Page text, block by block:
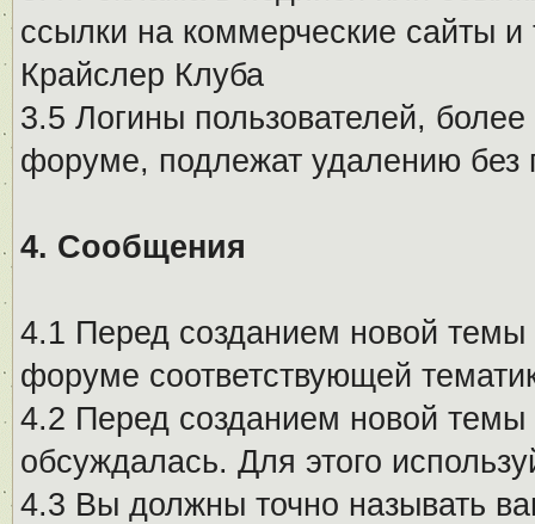
ссылки на коммерческие сайты
Крайслер Клуба
3.5 Логины пользователей,
форуме, подлежат удалению без
4. Сообщения
4.1 Перед созданием новой темы
форуме соответствующей
4.2 Перед созданием новой
обсуждалась. Для этого
4.3 Вы должны точно называть